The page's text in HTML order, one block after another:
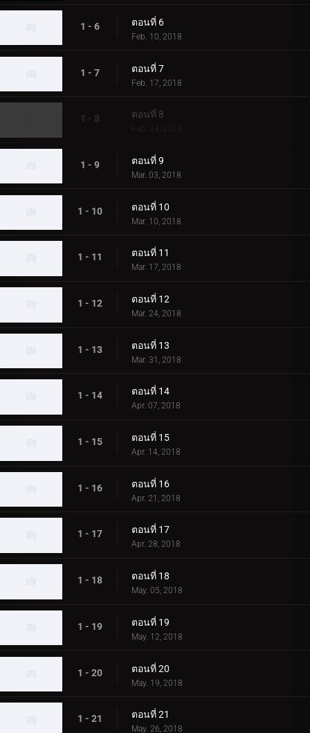
1 - 6 ตอนที่ 6
Feb. 10, 2018
1 - 7 ตอนที่ 7
Feb. 17, 2018
1 - 8 ตอนที่ 8
Feb. 24, 2018
1 - 9 ตอนที่ 9
Mar. 03, 2018
1 - 10 ตอนที่ 10
Mar. 10, 2018
1 - 11 ตอนที่ 11
Mar. 17, 2018
1 - 12 ตอนที่ 12
Mar. 24, 2018
1 - 13 ตอนที่ 13
Mar. 31, 2018
1 - 14 ตอนที่ 14
Apr. 07, 2018
1 - 15 ตอนที่ 15
Apr. 14, 2018
1 - 16 ตอนที่ 16
Apr. 21, 2018
1 - 17 ตอนที่ 17
Apr. 28, 2018
1 - 18 ตอนที่ 18
May. 05, 2018
1 - 19 ตอนที่ 19
May. 12, 2018
1 - 20 ตอนที่ 20
May. 19, 2018
1 - 21 ตอนที่ 21
May. 26, 2018